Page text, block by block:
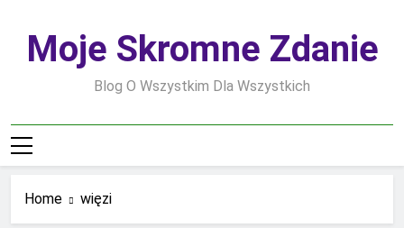
contentMoje Skromne Zdanie
Blog O Wszystkim Dla Wszystkich
Home więzi